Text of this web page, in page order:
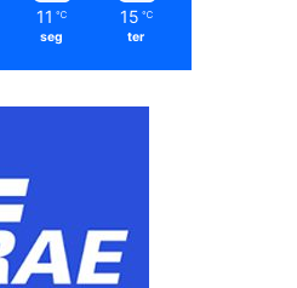
11 ℃
seg
15 ℃
ter